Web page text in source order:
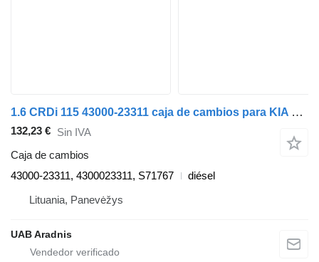
1.6 CRDi 115 43000-23311 caja de cambios para KIA CEE'D SW (ED) coche
132,23 € Sin IVA
Caja de cambios
43000-23311, 4300023311, S71767
diésel
Lituania, Panevėžys
UAB Aradnis